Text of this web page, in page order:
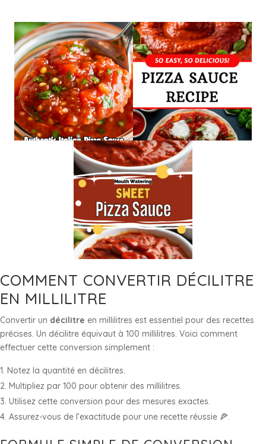
COMMENT CONVERTIR DÉCILITRE
EN MILLILITRE
Convertir un décilitre en millilitres est essentiel pour des recettes
précises. Un décilitre équivaut à 100 millilitres. Voici comment
effectuer cette conversion simplement :
Notez la quantité en décilitres.
Multipliez par 100 pour obtenir des millilitres.
Utilisez cette conversion pour des mesures exactes.
Assurez-vous de l’exactitude pour une recette réussie 🍕.